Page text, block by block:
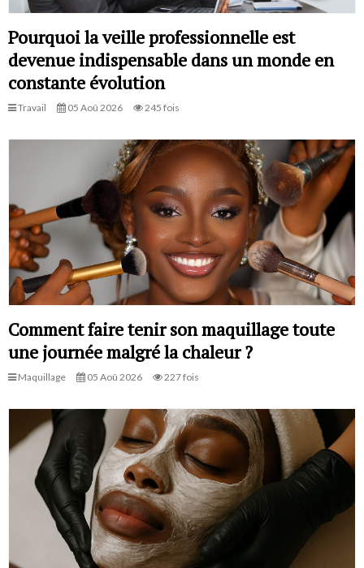
Pourquoi la veille professionnelle est
devenue indispensable dans un monde en
constante évolution
Travail 05 Aoû 2026 245 fois
Comment faire tenir son maquillage toute
une journée malgré la chaleur ?
Maquillage 05 Aoû 2026 227 fois